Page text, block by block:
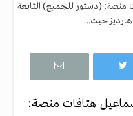
منصة: (دستور للجميع) التابعة
حيث...
هتافات منصة: